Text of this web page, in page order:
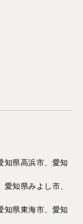
知県高浜市、愛知
知県みよし市、
知県東海市、愛知